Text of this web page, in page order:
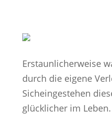
Erstaunlicherweise
durch die eigene
Sicheingestehen
glücklicher im